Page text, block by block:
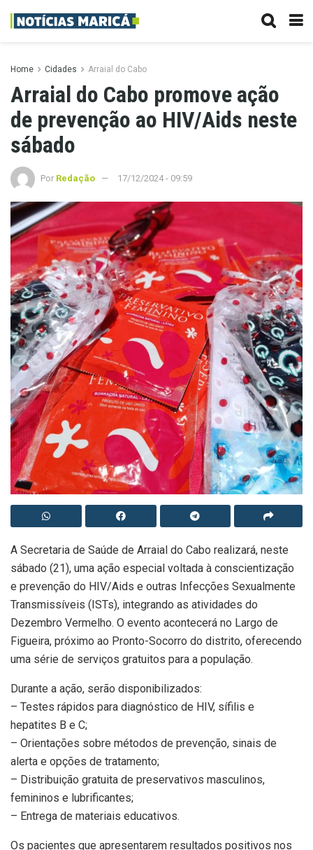
Home Cidades Arraial do Cabo
Arraial do Cabo promove ação
de prevenção ao HIV/Aids neste
sábado
Por Redação 17/12/2024 - 09:59
A Secretaria de Saúde de Arraial do Cabo realizará, neste
sábado (21), uma ação especial voltada à conscientização
e prevenção do HIV/Aids e outras Infecções Sexualmente
Transmissíveis (ISTs), integrando as atividades do
Dezembro Vermelho. O evento acontecerá no Largo de
Figueira, próximo ao Pronto-Socorro do distrito, oferecendo
uma série de serviços gratuitos para a população.
Durante a ação, serão disponibilizados:
– Testes rápidos para diagnóstico de HIV, sífilis e
hepatites B e C;
– Orientações sobre métodos de prevenção, sinais de
alerta e opções de tratamento;
– Distribuição gratuita de preservativos masculinos,
femininos e lubrificantes;
– Entrega de materiais educativos.
Os pacientes que apresentarem resultados positivos nos